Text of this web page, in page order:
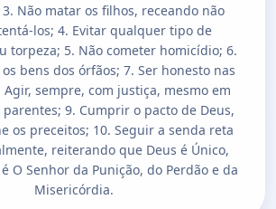
Não matar os filhos, receando não
los; 4. Evitar qualquer tipo de
torpeza; 5. Não cometer homicídio; 6.
bens dos órfãos; 7. Ser honesto nas
Agir, sempre, com justiça, mesmo em
9. Cumprir o pacto de Deus,
os preceitos; 10. Seguir a senda reta
reiterando que Deus é Único,
O Senhor da Punição, do Perdão e da
Misericórdia.